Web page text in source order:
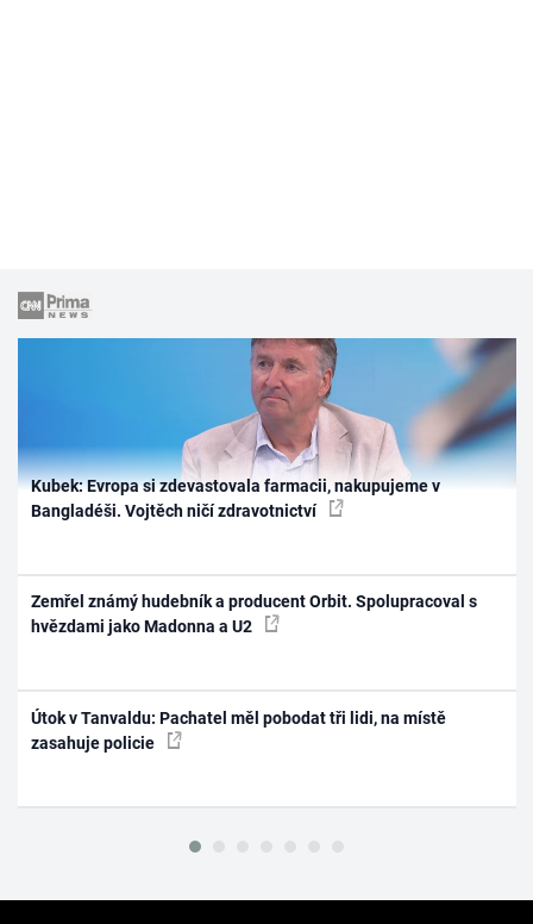
Kubek: Evropa si zdevastovala farmacii, nakupujeme v
Bangladéši. Vojtěch ničí zdravotnictví
Zemřel známý hudebník a producent Orbit. Spolupracoval s
hvězdami jako Madonna a U2
Útok v Tanvaldu: Pachatel měl pobodat tři lidi, na místě
zasahuje policie